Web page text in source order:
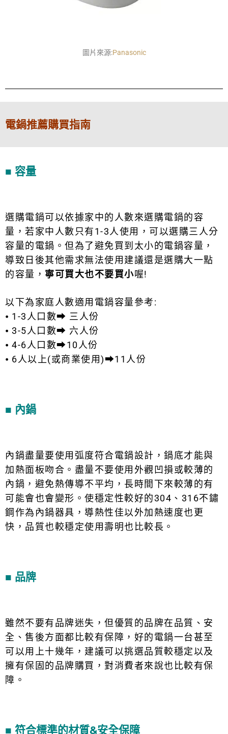
圖片來源:Panasonic
電鍋推薦購買指南
■ 容量
選購電鍋可以依據家中的人數來選購電鍋的容
量，若家中人數只有1-3人使用，可以選購三人分
容量的電鍋。但為了避免買到太小的電鍋容量，
導致日後其他需求無法使用建議還是選購大一點
的容量， 寧可買大也不要買小喔!
以下為家庭人數適用電鍋容量參考:
⦁ 1-3人口數➡ 三人份
⦁ 3-5人口數➡ 六人份
⦁ 4-6人口數➡10人份
⦁ 6人以上(或商業使用)➡11人份
■ 內鍋
內鍋盡量要使用弧度符合電鍋設計，鍋底才能與
加熱面板吻合。盡量不要使用外觀凹損或較薄的
內鍋，避免熱傳導不平均，長時間下來較薄的有
可能會也會變形。使穩定性較好的304、316不鏽
鋼作為內鍋器具，導熱性佳以外加熱速度也更
快，品質也較穩定使用壽明也比較長。
■ 品牌
雖然不要有品牌迷失，但優質的品牌在品質、安
全、售後方面都比較有保障，好的電鍋一台甚至
可以用上十幾年，建議可以挑選品質較穩定以及
擁有保固的品牌購買，對消費者來說也比較有保
障。
■ 符合標準的材質&安全保障